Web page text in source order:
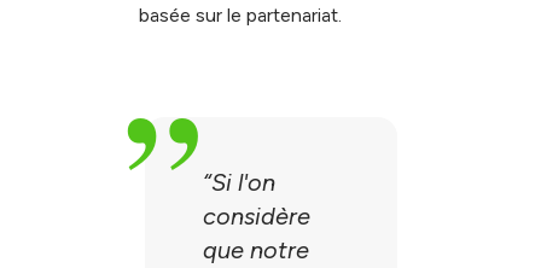
basée sur le partenariat.
“Si l'on
considère
que notre